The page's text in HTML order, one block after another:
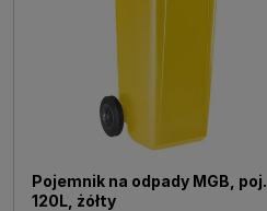
Pojemnik na odpady MGB, poj.
120L, żółty